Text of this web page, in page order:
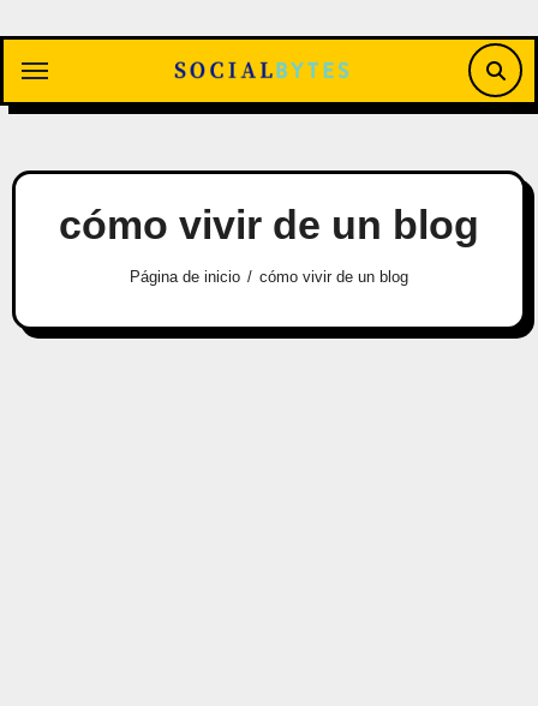
contenido
cómo vivir de un blog
Página de inicio cómo vivir de un blog